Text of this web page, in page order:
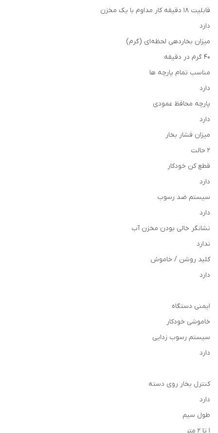
قابلیت 18 دقیقه کار مداوم با یک مخزن
دارد
میزان بخاردهی لحظه‌ای (گرم)
40 گرم در دقیقه
مناسب تمام پارچه ها
دارد
پارچه محافظ عمودی
دارد
میزان فشار بخار
2 حالت
قطع کن خودکار
دارد
سیستم ضد رسوب
دارد
نشانگر خالی بودن مخزن آب
ندارد
کلید روشن / خاموش
دارد
ایمنی دستگاه
خاموشی خودکار
سیستم رسوب زدایی
دارد
کنترل بخار روی دسته
دارد
طول سیم
۱ تا ۲ متر